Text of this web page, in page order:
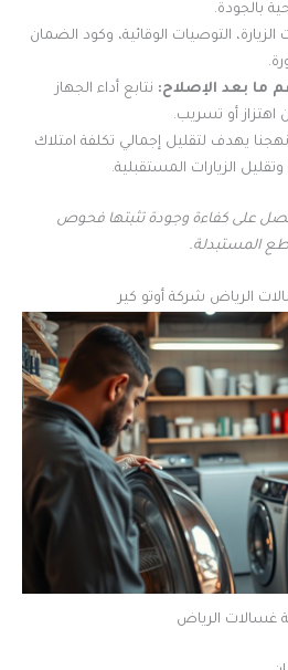
بالجودة.
الزيارة، التوصيات الوقائية، وكود الضمان
ما بعد الإصلاح: نتابع أداء الجهاز
اهتزاز أو تسريب.
نهجنا يهدف لتقليل إجمالي تكلفة امتلاك
وتقليل الزيارات المستقبلية.
على كفاءة وجودة تثبتها فحوص
المستبدلة.
الرياض شركة أوتو كير
غسالات الرياض